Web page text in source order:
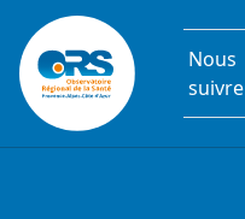
Aller au contenu principal
Nous
suivre